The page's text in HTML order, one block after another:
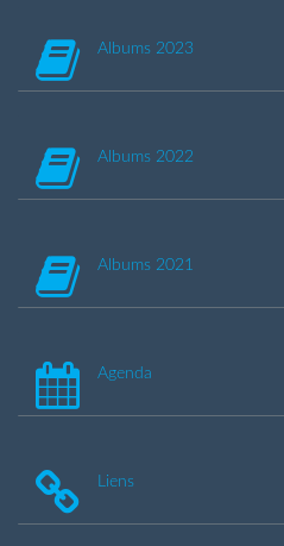
Albums 2023
Albums 2022
Albums 2021
Agenda
Liens